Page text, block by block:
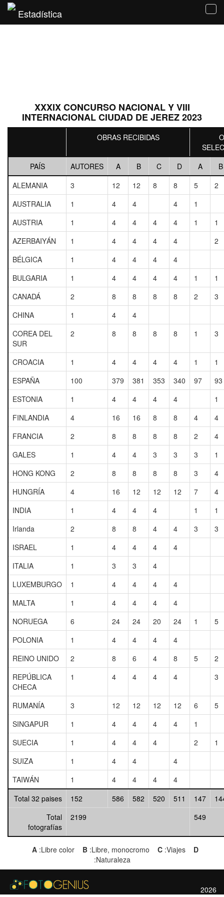
Estadística
XXXIX CONCURSO NACIONAL Y VIII
INTERNACIONAL CIUDAD DE JEREZ 2023
OBRAS RECIBIDAS
PAÍS
AUTORES A B C D A
B
ALEMANIA
3 12 12 8 8 5
2
AUSTRALIA
1 4 4 4
1
AUSTRIA
1 4 4 4 4 1
1
AZERBAIYÁN
1 4 4 4 4
2
BÉLGICA
1 4 4 4
4
BULGARIA
1 4 4 4 4 1
1
CANADÁ
2 8 8 8 8 2
3
CHINA
1 4
4
COREA DEL
SUR
2 8 8 8 8 1 3
CROACIA 1 4 4 4 4 1
1
ESPAÑA
100 379 381 353 340 97
93
ESTONIA
1 4 4 4 4
1
FINLANDIA
4 16 16 8 8 4
4
FRANCIA
2 8 8 8 8 2
4
GALES
1 4 4 3 3 3
1
HONG KONG
2 8 8 8 8 3
4
HUNGRÍA
4 16 12 12 12 7
4
INDIA
1 4 4 4 1
1
Irlanda
2 8 8 4 4 3
3
ISRAEL
1 4 4 4
4
ITALIA
1 3 3
4
LUXEMBURGO
1 4 4 4
4
MALTA
1 4 4 4
4
NORUEGA
6 24 24 20 24 1
5
POLONIA
1 4 4 4
4
REINO UNIDO
2 8 6 4 8 5
2
REPÚBLICA
CHECA
1 4 4 4 4 3
RUMANÍA 3 12 12 12 12 6
5
SINGAPUR
1 4 4 4 4
1
SUECIA
1 4 4 4 2
1
SUIZA
1 4 4
4
TAIWÁN
1 4 4 4
4
Total 32 paises
152 586 582 520 511 147
Total
fotografías
2199 549
A:Libre color B:Libre, monocromo C:Viajes D
:Naturaleza
2026